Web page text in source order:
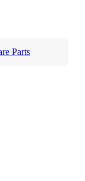
Parts